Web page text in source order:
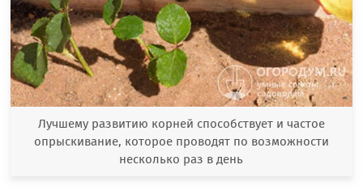
Лучшему развитию корней способствует и частое
опрыскивание, которое проводят по возможности
несколько раз в день